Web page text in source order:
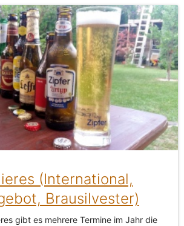
(International,
Brausilvester)
gibt es mehrere Termine im Jahr die